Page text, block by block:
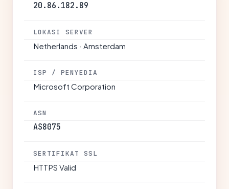
20.86.182.89
LOKASI SERVER
Netherlands · Amsterdam
ISP / PENYEDIA
Microsoft Corporation
ASN
AS8075
SERTIFIKAT SSL
HTTPS Valid